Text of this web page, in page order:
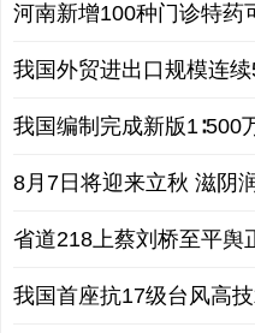
河南新增100种门诊特药
我国外贸进出口规模连
我国编制完成新版1∶500
8月7日将迎来立秋 滋阴
省道218上蔡刘桥至平舆
我国首座抗17级台风高